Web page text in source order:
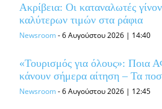
Ακρίβεια: Οι καταναλωτές
καλύτερων τιμών στα ράφια
Newsroom-6 Αυγούστου 2026 | 14:40
«Τουρισμός για όλους»: Ποια
κάνουν σήμερα αίτηση – Τα
Newsroom-6 Αυγούστου 2026 | 12:45